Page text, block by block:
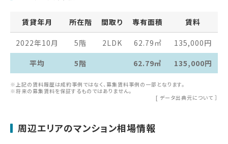
賃貸年月 所在階 間取り 専有面積 賃料
2022年10月 5階 2LDK 62.79 ㎡ 135,000円
平均
5階 62.79㎡ 135,000円
※上記の賃料履歴は成約事例ではなく、募集賃料事例の一部となります。
※将来の募集賃料を保証するものではありません。
[ データ出典元について ］
周辺エリアのマンション相場情報